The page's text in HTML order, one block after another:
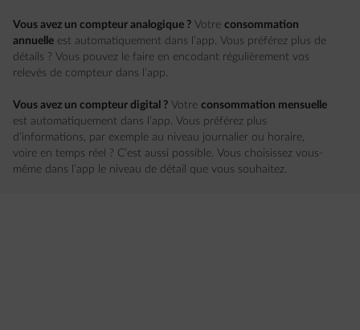
Vous avez un compteur analogique ? Votre consommation
annuelle est automatiquement dans l’app. Vous préférez plus de
détails ? Vous pouvez le faire en encodant régulièrement vos
relevés de compteur dans l’app.
Vous avez un compteur digital ? Votre consommation mensuelle
est automatiquement dans l’app. Vous préférez plus
d’informations, par exemple au niveau journalier ou horaire,
voire en temps réel ? C’est aussi possible. Vous choisissez vous-
même dans l’app le niveau de détail que vous souhaitez.